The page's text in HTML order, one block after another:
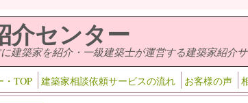
介センター
建築家を紹介・一級建築士が運営する建築家紹介サ
・TOP 建築家相談依頼サービスの流れ お客様の声